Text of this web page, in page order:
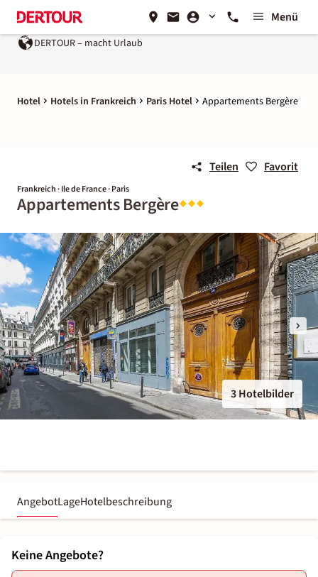
Menü
DERTOUR – macht Urlaub
Hotel Hotels in Frankreich Paris Hotel Appartements Bergère
Teilen Favorit
Frankreich · Ile de France · Paris
Appartements Bergère
3 Hotelbilder
AngebotLageHotelbeschreibung
Keine Angebote?